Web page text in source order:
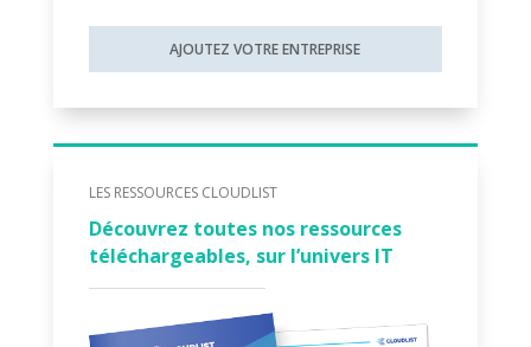
AJOUTEZ VOTRE ENTREPRISE
LES RESSOURCES CLOUDLIST
Découvrez toutes nos ressources
téléchargeables, sur l’univers IT